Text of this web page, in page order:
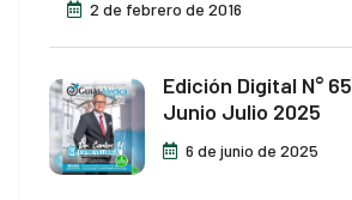
2 de febrero de 2016
Edición Digital N° 65
Junio Julio 2025
6 de junio de 2025